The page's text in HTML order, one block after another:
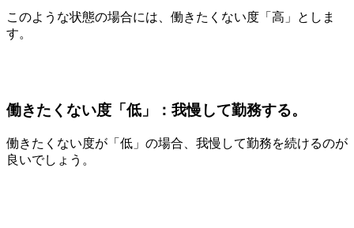
このような状態の場合には、働きたくない度「高」としま
す。
働きたくない度「低」：我慢して勤務する。
働きたくない度が「低」の場合、我慢して勤務を続けるのが
良いでしょう。